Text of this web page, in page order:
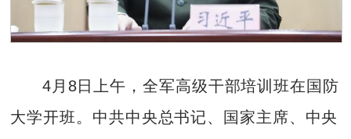
4月8日上午，全军高级干部培训班在国防
大学开班。中共中央总书记、国家主席、中央